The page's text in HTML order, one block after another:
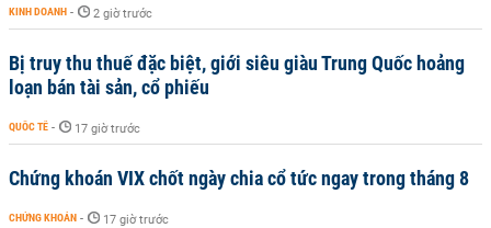
KINH DOANH - 2 giờ trước
Bị truy thu thuế đặc biệt, giới siêu giàu Trung Quốc hoảng
loạn bán tài sản, cổ phiếu
QUỐC TẾ - 17 giờ trước
Chứng khoán VIX chốt ngày chia cổ tức ngay trong tháng 8
CHỨNG KHOÁN - 17 giờ trước